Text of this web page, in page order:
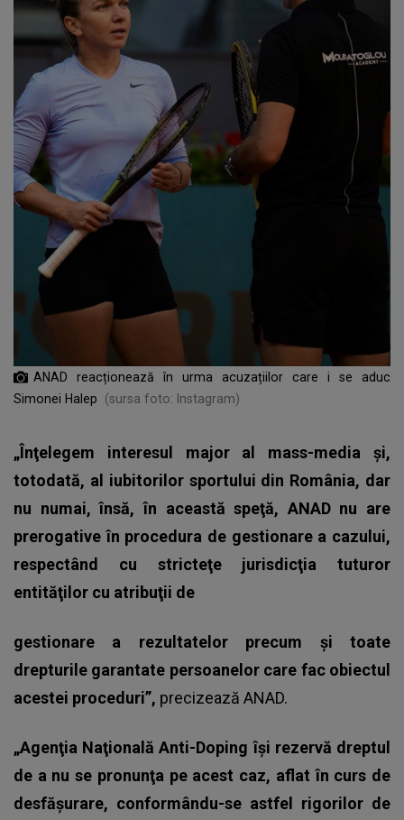
ANAD reacționează în urma acuzațiilor care i se aduc
Simonei Halep
(sursa foto: Instagram)
„Înţelegem interesul major al mass-media şi,
totodată, al iubitorilor sportului din România, dar
nu numai, însă, în această speţă, ANAD nu are
prerogative în procedura de gestionare a cazului,
respectând cu stricteţe jurisdicţia tuturor
entităţilor cu atribuţii de
gestionare a rezultatelor precum şi toate
drepturile garantate persoanelor care fac obiectul
acestei proceduri”, precizează ANAD.
„Agenţia Naţională Anti-Doping îşi rezervă dreptul
de a nu se pronunţa pe acest caz, aflat în curs de
desfăşurare, conformându-se astfel rigorilor de